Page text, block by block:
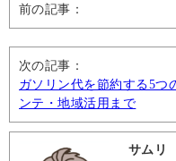
前の記事：
次の記事：
ガソリン代を節約する5つ
ンテ・地域活用まで
サムリ